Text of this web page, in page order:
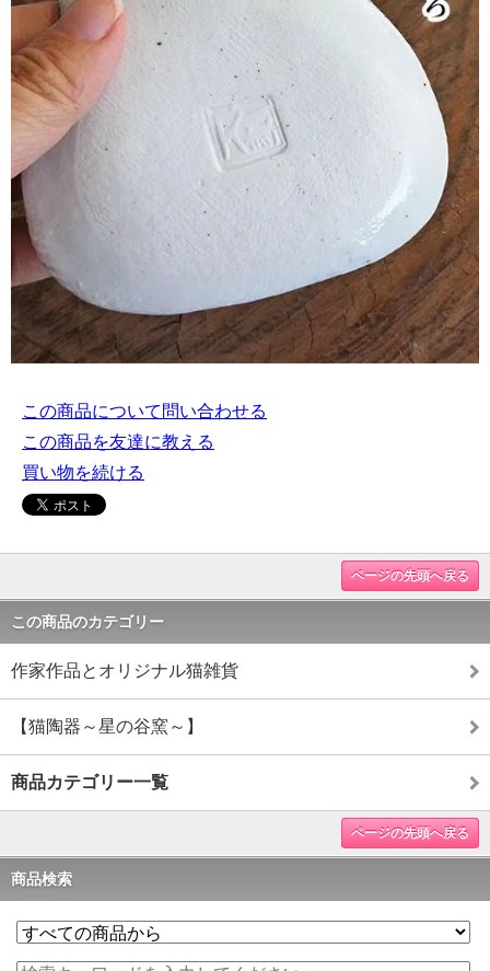
この商品について問い合わせる
この商品を友達に教える
買い物を続ける
ページの先頭へ戻る
この商品のカテゴリー
作家作品とオリジナル猫雑貨
【猫陶器～星の谷窯～】
商品カテゴリー一覧
ページの先頭へ戻る
商品検索